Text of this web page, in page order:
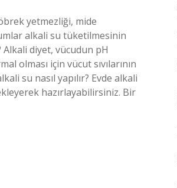
yetmezliği, mide
alkali su tüketilmesinin
Alkali diyet, vücudun pH
olması için vücut sıvılarının
su nasıl yapılır? Evde alkali
hazırlayabilirsiniz. Bir